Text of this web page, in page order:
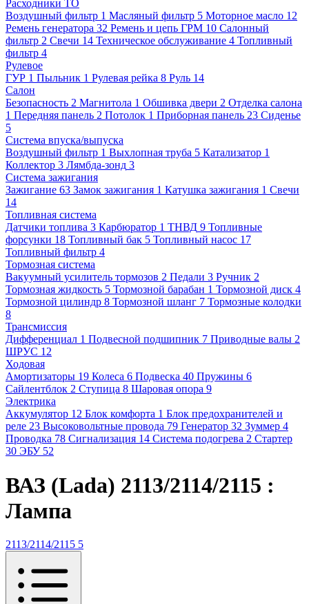
Расходники ТО
Воздушный фильтр 1 Масляный фильтр 5 Моторное масло 12
Ремень генератора 32 Ремень и цепь ГРМ 10 Салонный
фильтр 2 Свечи 14 Техническое обслуживание 4 Топливный
фильтр 4
Рулевое
ГУР 1 Пыльник 1 Рулевая рейка 8 Руль 14
Салон
Безопасность 2 Магнитола 1 Обшивка двери 2 Отделка салона
1 Передняя панель 2 Потолок 1 Приборная панель 23 Сиденье
5
Система впуска/выпуска
Воздушный фильтр 1 Выхлопная труба 5 Катализатор 1
Коллектор 3 Лямбда-зонд 3
Система зажигания
Зажигание 63 Замок зажигания 1 Катушка зажигания 1 Свечи
14
Топливная система
Датчики топлива 3 Карбюратор 1 ТНВД 9 Топливные
форсунки 18 Топливный бак 5 Топливный насос 17
Топливный фильтр 4
Тормозная система
Вакуумный усилитель тормозов 2 Педали 3 Ручник 2
Тормозная жидкость 5 Тормозной барабан 1 Тормозной диск 4
Тормозной цилиндр 8 Тормозной шланг 7 Тормозные колодки
8
Трансмиссия
Дифференциал 1 Подвесной подшипник 7 Приводные валы 2
ШРУС 12
Ходовая
Амортизаторы 19 Колеса 6 Подвеска 40 Пружины 6
Сайлентблок 2 Ступица 8 Шаровая опора 9
Электрика
Аккумулятор 12 Блок комфорта 1 Блок предохранителей и
реле 23 Высоковольтные провода 79 Генератор 32 Зуммер 4
Проводка 78 Сигнализация 14 Система подогрева 2 Стартер
30 ЭБУ 52
ВАЗ (Lada) 2113/2114/2115 :
Лампа
2113/2114/2115 5